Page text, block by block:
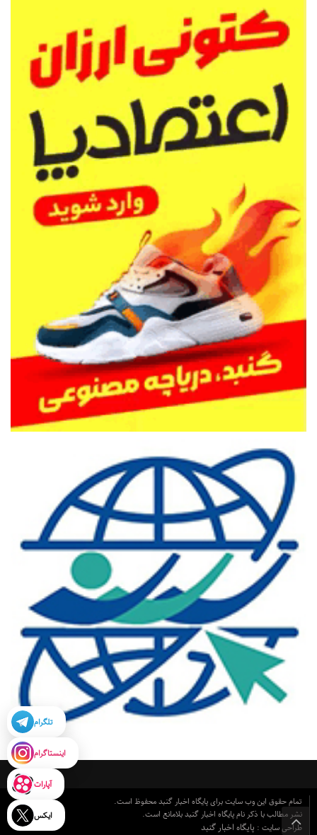
تمام حقوق این وب سایت برای پایگاه اخبار گنبد محفوظ است.
نشر مطالب با ذکر نام پایگاه اخبار گنبد بلامانع است.
طراحی سایت : پایگاه اخبار گنبد
تلگرام
اینستاگرام
آپارات
ایکس